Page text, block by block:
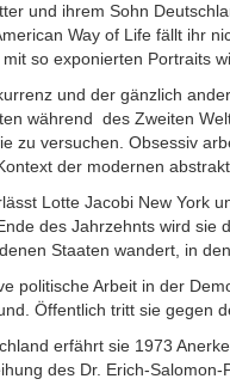
und ihrem Sohn
Way of Life fällt ihr
so exponierten Portraits
und der gänzlich
während des Zweiten
zu versuchen. Obsessiv
der modernen
Lotte Jacobi New York
des Jahrzehnts wird sie
Staaten wandert, in
politische Arbeit in der
Öffentlich tritt sie gegen
erfährt sie 1973
des Dr. Erich-Salomon-